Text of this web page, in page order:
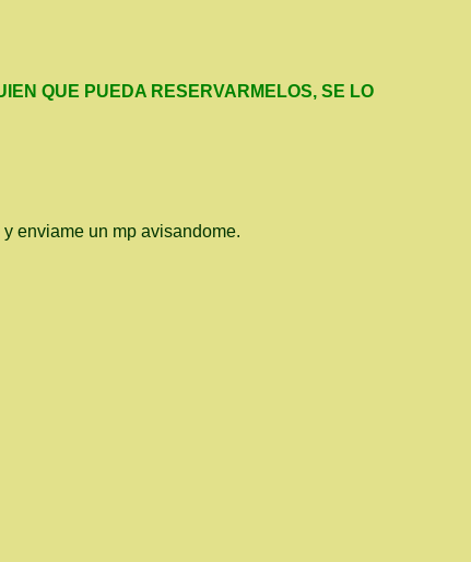
QUE PUEDA RESERVARMELOS, SE LO
enviame un mp avisandome.